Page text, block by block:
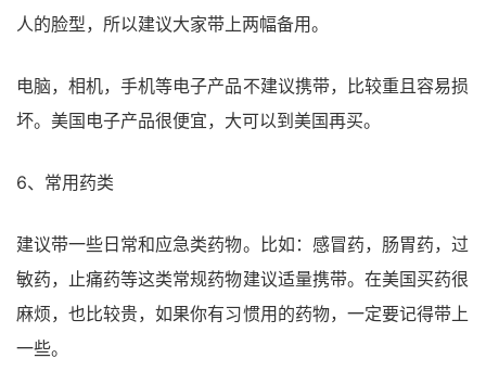
人的脸型，所以建议大家带上两幅备用。
电脑，相机，手机等电子产品不建议携带，比较重且容易损
坏。美国电子产品很便宜，大可以到美国再买。
6、常用药类
建议带一些日常和应急类药物。比如：感冒药，肠胃药，过
敏药，止痛药等这类常规药物建议适量携带。在美国买药很
麻烦，也比较贵，如果你有习惯用的药物，一定要记得带上
一些。